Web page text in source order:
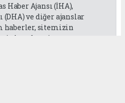
Haber Ajansı (İHA),
(DHA) ve diğer ajanslar
haberler, sitemizin
olmadan ajans